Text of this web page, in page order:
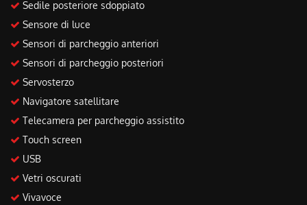
Sedile posteriore sdoppiato
Sensore di luce
Sensori di parcheggio anteriori
Sensori di parcheggio posteriori
Servosterzo
Navigatore satellitare
Telecamera per parcheggio assistito
Touch screen
USB
Vetri oscurati
Vivavoce